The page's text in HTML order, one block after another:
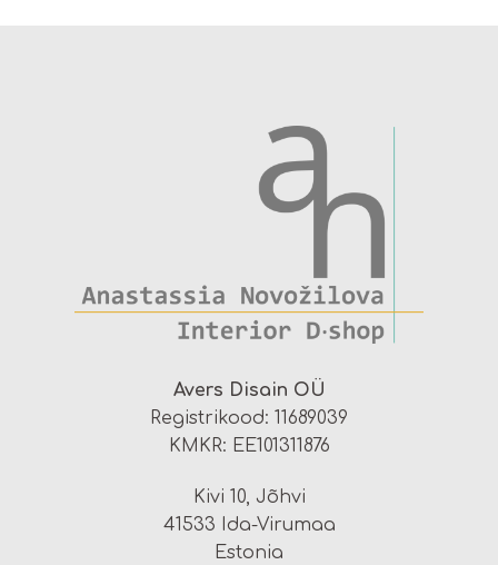
Avers Disain OÜ
Registrikood: 11689039
KMKR: EE101311876
Kivi 10, Jõhvi
41533 Ida-Virumaa
Estonia